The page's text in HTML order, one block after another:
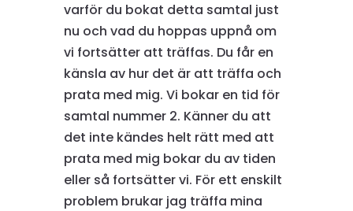
varför du bokat detta samtal just
nu och vad du hoppas uppnå om
vi fortsätter att träffas. Du får en
känsla av hur det är att träffa och
prata med mig. Vi bokar en tid för
samtal nummer 2. Känner du att
det inte kändes helt rätt med att
prata med mig bokar du av tiden
eller så fortsätter vi. För ett enskilt
problem brukar jag träffa mina